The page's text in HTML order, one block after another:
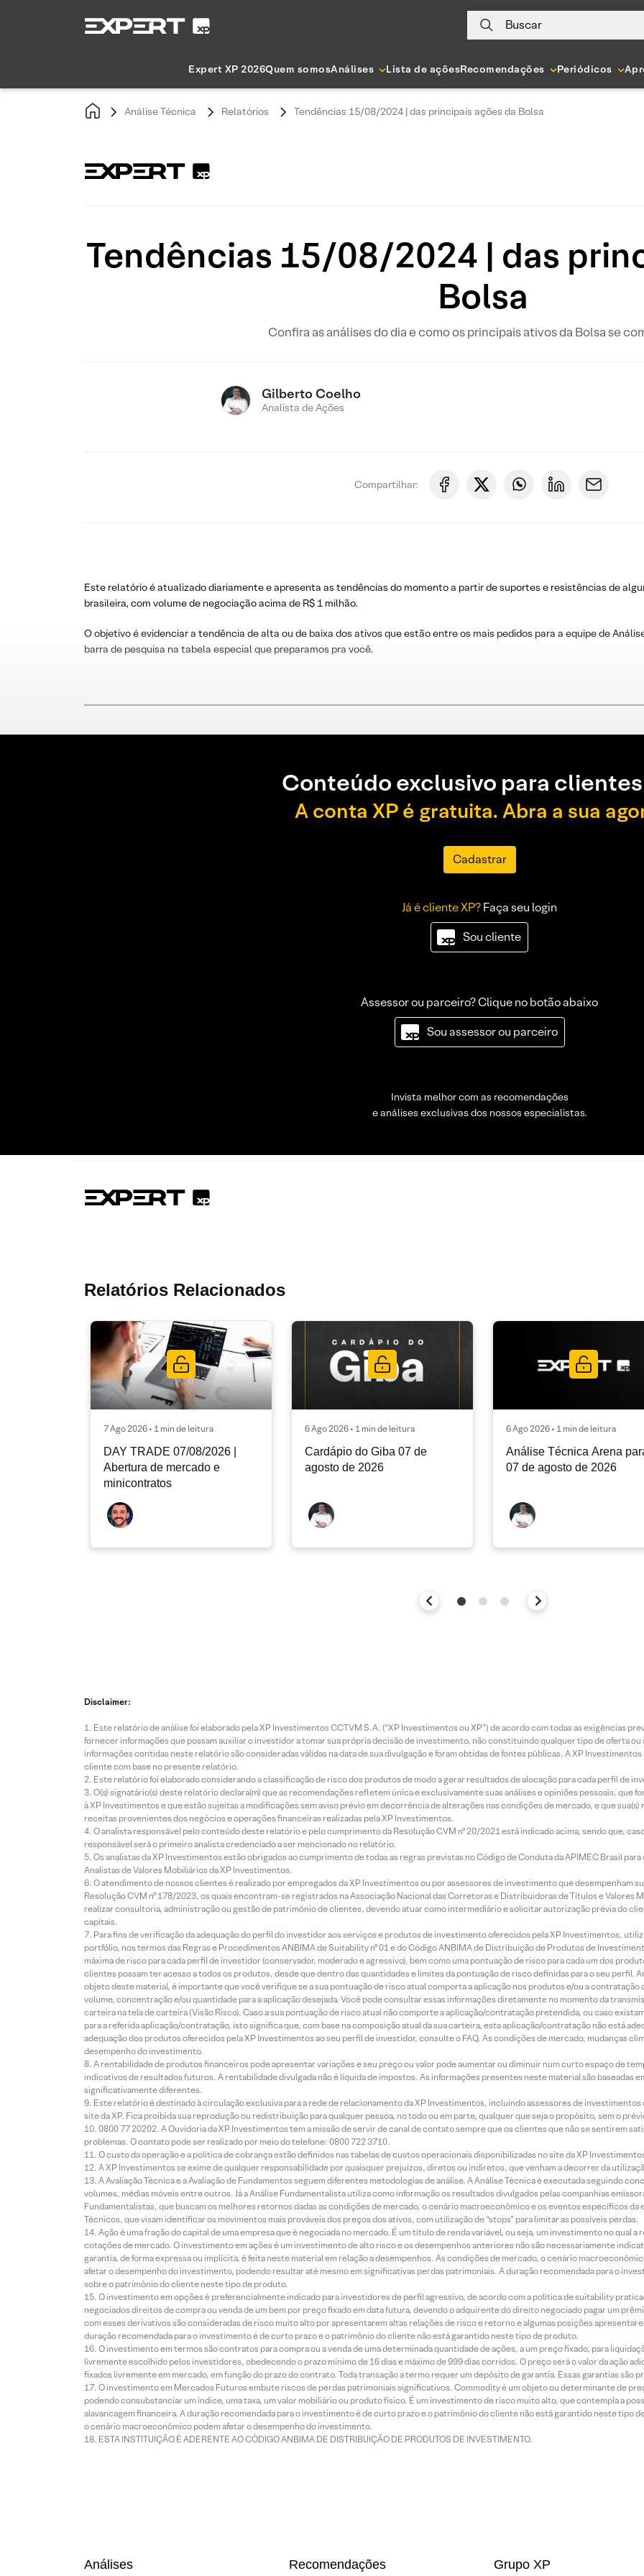
Buscar
Expert XP 2026Quem somosAnálises Lista de açõesRecomendações Periódicos
Análise Técnica Relatórios Tendências 15/08/2024 | das principais ações da Bolsa
Tendências 15/08/2024 | das
Bolsa
Confira as análises do dia e como os principais ativos da Bolsa se
Gilberto Coelho
Analista de Ações
Compartilhar:
Este relatório é atualizado diariamente e apresenta as tendências do momento a partir de suportes e resistências de
brasileira, com volume de negociação acima de R$ 1 milhão.
O objetivo é evidenciar a tendência de alta ou de baixa dos ativos que estão entre os mais pedidos para a equipe de
barra de pesquisa na tabela especial que preparamos pra você.
Conteúdo exclusivo para
A conta XP é gratuita. Abra a sua
Cadastrar
Já é cliente XP?Faça seu login
Sou cliente
Assessor ou parceiro? Clique no botão abaixo
Sou assessor ou parceiro
Invista melhor com as recomendações
e análises exclusivas dos nossos especialistas.
Relatórios Relacionados
7 Ago 2026 • 1 min de leitura
DAY TRADE 07/08/2026 |
Abertura de mercado e
minicontratos
6 Ago 2026 • 1 min de leitura
Cardápio do Giba 07 de
agosto de 2026
6 Ago 2026 • 1 min de leitura
Análise Técnica Arena
07 de agosto de 2026
Disclaimer:
Este relatório de análise foi elaborado pela XP Investimentos CCTVM S.A. (“XP Investimentos ou XP”) de acordo com todas as exigências
fornecer informações que possam auxiliar o investidor a tomar sua própria decisão de investimento, não constituindo qualquer tipo de oferta
informações contidas neste relatório são consideradas válidas na data de sua divulgação e foram obtidas de fontes públicas. A XP
cliente com base no presente relatório.
Este relatório foi elaborado considerando a classificação de risco dos produtos de modo a gerar resultados de alocação para cada perfil de
O(s) signatário(s) deste relatório declara(m) que as recomendações refletem única e exclusivamente suas análises e opiniões pessoais, que
à XP Investimentos e que estão sujeitas a modificações sem aviso prévio em decorrência de alterações nas condições de mercado, e que
receitas provenientes dos negócios e operações financeiras realizadas pela XP Investimentos.
O analista responsável pelo conteúdo deste relatório e pelo cumprimento da Resolução CVM nº 20/2021 está indicado acima, sendo que,
responsável será o primeiro analista credenciado a ser mencionado no relatório.
Os analistas da XP Investimentos estão obrigados ao cumprimento de todas as regras previstas no Código de Conduta da APIMEC Brasil
Analistas de Valores Mobiliários da XP Investimentos.
O atendimento de nossos clientes é realizado por empregados da XP Investimentos ou por assessores de investimento que desempenham
Resolução CVM nº 178/2023, os quais encontram-se registrados na Associação Nacional das Corretoras e Distribuidoras de Títulos e Valores
realizar consultoria, administração ou gestão de patrimônio de clientes, devendo atuar como intermediário e solicitar autorização prévia do
capitais.
Para fins de verificação da adequação do perfil do investidor aos serviços e produtos de investimento oferecidos pela XP Investimentos,
portfólio, nos termos das Regras e Procedimentos ANBIMA de Suitability nº 01 e do Código ANBIMA de Distribuição de Produtos de
máxima de risco para cada perfil de investidor (conservador, moderado e agressivo), bem como uma pontuação de risco para cada um dos
clientes possam ter acesso a todos os produtos, desde que dentro das quantidades e limites da pontuação de risco definidas para o seu perfil.
objeto deste material, é importante que você verifique se a sua pontuação de risco atual comporta a aplicação nos produtos e/ou a contratação
volume, concentração e/ou quantidade para a aplicação desejada. Você pode consultar essas informações diretamente no momento da
carteira na tela de carteira (Visão Risco). Caso a sua pontuação de risco atual não comporte a aplicação/contratação pretendida, ou caso
para a referida aplicação/contratação, isto significa que, com base na composição atual da sua carteira, esta aplicação/contratação não está
adequação dos produtos oferecidos pela XP Investimentos ao seu perfil de investidor, consulte o FAQ. As condições de mercado, mudanças
desempenho do investimento.
A rentabilidade de produtos financeiros pode apresentar variações e seu preço ou valor pode aumentar ou diminuir num curto espaço de
indicativos de resultados futuros. A rentabilidade divulgada não é líquida de impostos. As informações presentes neste material são baseadas
significativamente diferentes.
Este relatório é destinado à circulação exclusiva para a rede de relacionamento da XP Investimentos, incluindo assessores de investimentos
site da XP. Fica proibida sua reprodução ou redistribuição para qualquer pessoa, no todo ou em parte, qualquer que seja o propósito, sem o
0800 77 20202. A Ouvidoria da XP Investimentos tem a missão de servir de canal de contato sempre que os clientes que não se sentirem
problemas. O contato pode ser realizado por meio do telefone: 0800 722 3710.
O custo da operação e a política de cobrança estão definidos nas tabelas de custos operacionais disponibilizadas no site da XP
A XP Investimentos se exime de qualquer responsabilidade por quaisquer prejuízos, diretos ou indiretos, que venham a decorrer da
A Avaliação Técnica e a Avaliação de Fundamentos seguem diferentes metodologias de análise. A Análise Técnica é executada seguindo
volumes, médias móveis entre outros. Já a Análise Fundamentalista utiliza como informação os resultados divulgados pelas companhias
Fundamentalistas, que buscam os melhores retornos dadas as condições de mercado, o cenário macroeconômico e os eventos específicos
Técnicos, que visam identificar os movimentos mais prováveis dos preços dos ativos, com utilização de “stops” para limitar as possíveis perdas.
Ação é uma fração do capital de uma empresa que é negociada no mercado. É um título de renda variável, ou seja, um investimento no qual
cotações de mercado. O investimento em ações é um investimento de alto risco e os desempenhos anteriores não são necessariamente
garantia, de forma expressa ou implícita, é feita neste material em relação a desempenhos. As condições de mercado, o cenário
afetar o desempenho do investimento, podendo resultar até mesmo em significativas perdas patrimoniais. A duração recomendada para o
sobre o patrimônio do cliente neste tipo de produto.
O investimento em opções é preferencialmente indicado para investidores de perfil agressivo, de acordo com a política de suitability
negociados direitos de compra ou venda de um bem por preço fixado em data futura, devendo o adquirente do direito negociado pagar um
com esses derivativos são consideradas de risco muito alto por apresentarem altas relações de risco e retorno e algumas posições
duração recomendada para o investimento é de curto prazo e o patrimônio do cliente não está garantido neste tipo de produto.
O investimento em termos são contratos para compra ou a venda de uma determinada quantidade de ações, a um preço fixado, para
livremente escolhido pelos investidores, obedecendo o prazo mínimo de 16 dias e máximo de 999 dias corridos. O preço será o valor da ação
fixados livremente em mercado, em função do prazo do contrato. Toda transação a termo requer um depósito de garantia. Essas garantias são
O investimento em Mercados Futuros embute riscos de perdas patrimoniais significativos. Commodity é um objeto ou determinante de
podendo consubstanciar um índice, uma taxa, um valor mobiliário ou produto físico. É um investimento de risco muito alto, que contempla a
alavancagem financeira. A duração recomendada para o investimento é de curto prazo e o patrimônio do cliente não está garantido neste tipo
o cenário macroeconômico podem afetar o desempenho do investimento.
ESTA INSTITUIÇÃO É ADERENTE AO CÓDIGO ANBIMA DE DISTRIBUIÇÃO DE PRODUTOS DE INVESTIMENTO.
Análises Recomendações Grupo XP